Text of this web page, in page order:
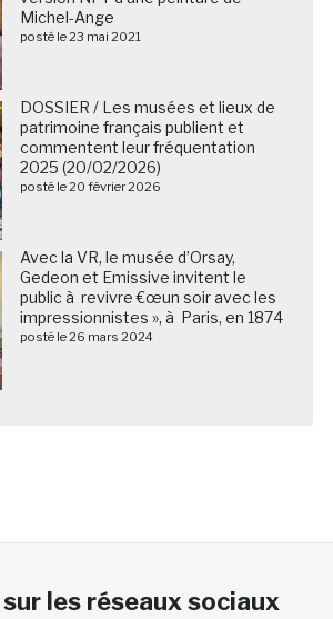
Michel-Ange
posté le 23 mai 2021
DOSSIER / Les musées et lieux de
patrimoine français publient et
commentent leur fréquentation
2025 (20/02/2026)
posté le 20 février 2026
Avec la VR, le musée d’Orsay,
Gedeon et Emissive invitent le
public à revivre €œun soir avec les
impressionnistes », à Paris, en 1874
posté le 26 mars 2024
les réseaux sociaux